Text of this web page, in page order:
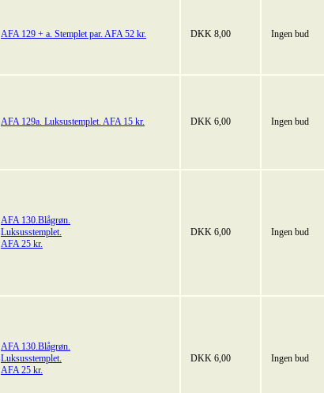
AFA 129 + a. Stemplet par. AFA 52 kr. DKK 8,00 Ingen bud
AFA 129a. Luksustemplet. AFA 15 kr. DKK 6,00 Ingen bud
AFA 130.Blågrøn.
Luksusstemplet.
AFA 25 kr.
DKK 6,00 Ingen bud
AFA 130.Blågrøn.
Luksusstemplet.
AFA 25 kr.
DKK 6,00 Ingen bud